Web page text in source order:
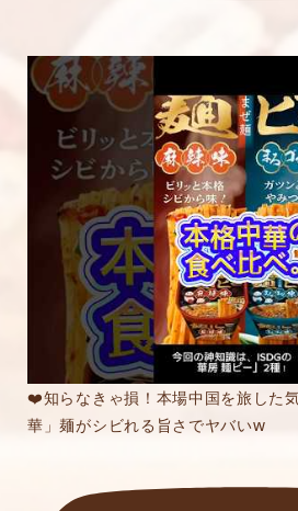
❤️知らなきゃ損！本場中国を旅した
華」麺がシビれる旨さでヤバいw